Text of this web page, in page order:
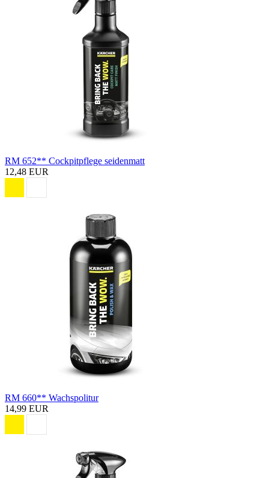
RM 652** Cockpitpflege seidenmatt
12,48 EUR
RM 660** Wachspolitur
14,99 EUR